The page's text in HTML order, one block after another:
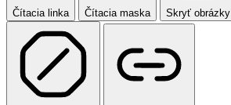
Čítacia linka Čítacia maska Skryť obrázky